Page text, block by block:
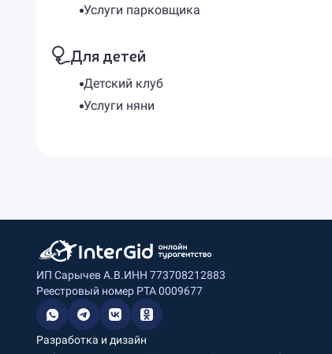
Услуги парковщика
Для детей
Детский клуб
Услуги няни
ИП Сарычев А.В.ИНН 773708212883
Реестровый номер РТА 0009677
Разработка и дизайн